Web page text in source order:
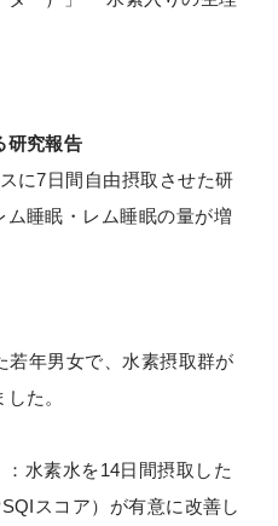
研究報告
に7日間自由摂取させた研
睡眠・レム睡眠の量が増
若年男女で、水素摂取群が
た。
水素水を14日間摂取した
スコア）が有意に改善し